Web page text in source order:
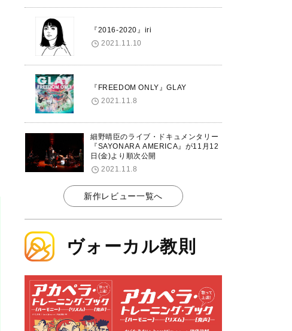
『2016-2020』iri
2021.11.10
『FREEDOM ONLY』GLAY
2021.11.8
細野晴臣のライブ・ドキュメンタリー
『SAYONARA AMERICA』が11月12
日(金)より順次公開
2021.11.8
新作レビュー一覧へ
ヴォーカル教則